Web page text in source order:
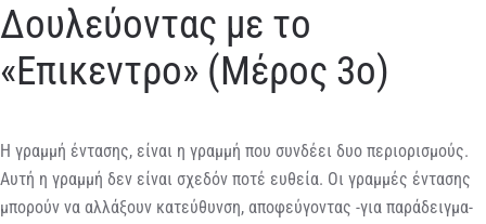
Δουλεύοντας με το
«Επικεντρο» (Μέρος 3ο)
Η γραμμή έντασης, είναι η γραμμή που συνδέει δυο περιορισμούς.
Αυτή η γραμμή δεν είναι σχεδόν ποτέ ευθεία. Οι γραμμές έντασης
μπορούν να αλλάξουν κατεύθυνση, αποφεύγοντας -για παράδειγμα-